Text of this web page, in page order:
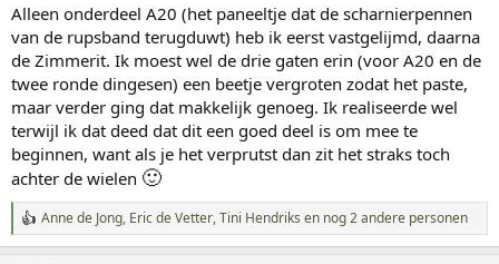
Alleen onderdeel A20 (het paneeltje dat de scharnierpennen
van de rupsband terugduwt) heb ik eerst vastgelijmd, daarna
de Zimmerit. Ik moest wel de drie gaten erin (voor A20 en de
twee ronde dingesen) een beetje vergroten zodat het paste,
maar verder ging dat makkelijk genoeg. Ik realiseerde wel
terwijl ik dat deed dat dit een goed deel is om mee te
beginnen, want als je het verprutst dan zit het straks toch
achter de wielen 🙂
W
a
Anne de Jong, Eric de Vetter,Tini Hendriks en nog 2 andere personen